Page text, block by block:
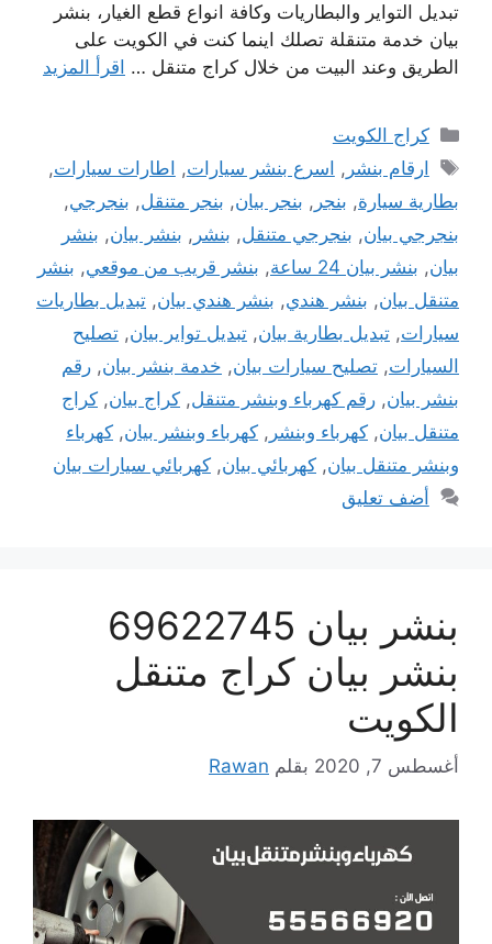
تبديل التواير والبطاريات وكافة انواع قطع الغيار، بنشر
بيان خدمة متنقلة تصلك اينما كنت في الكويت على
الطريق وعند البيت من خلال كراج متنقل … اقرأ المزيد
التصنيفات
كراج الكويت
الوسوم
ارقام بنشر , اسرع بنشر سيارات, اطارات سيارات,
بطارية سيارة, بنجر , بنجر بيان, بنجر متنقل, بنجرجي,
بنجرجي بيان, بنجرجي متنقل, بنشر , بنشر بيان, بنشر
بيان, بنشر بيان 24 ساعة , بنشر قريب من موقعي, بنشر
متنقل بيان, بنشر هندي, بنشر هندي بيان, تبديل بطاريات
سيارات, تبديل بطارية بيان, تبديل تواير بيان, تصليح
السيارات, تصليح سيارات بيان, خدمة بنشر بيان, رقم
بنشر بيان, رقم كهرباء وبنشر متنقل, كراج بيان, كراج
متنقل بيان, كهرباء وبنشر , كهرباء وبنشر بيان, كهرباء
وبنشر متنقل بيان, كهربائي بيان, كهربائي سيارات بيان
أضف تعليق
بنشر بيان 69622745
بنشر بيان كراج متنقل
الكويت
أغسطس 7, 2020 بقلم Rawan